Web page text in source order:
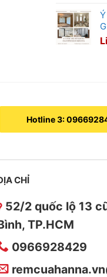
Hotline 3:
CHỈ
52/2 quốc lộ 13
TP.HCM
0966928429